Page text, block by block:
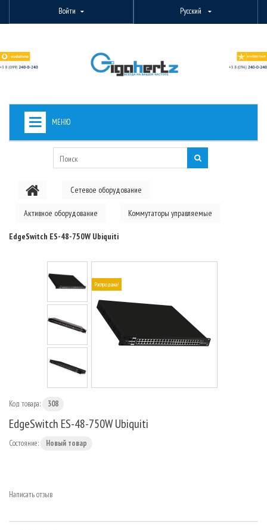
Войти Русский
МЕНЮ
PON ОБОРУДОВАНИЕ
Сетевое оборудование
Активное оборудование Коммутаторы управляемые
EdgeSwitch ES-48-750W Ubiquiti
Распродажа!
Код товара: 308
EdgeSwitch ES-48-750W Ubiquiti
Состояние: Новый товар
Написать отзыв